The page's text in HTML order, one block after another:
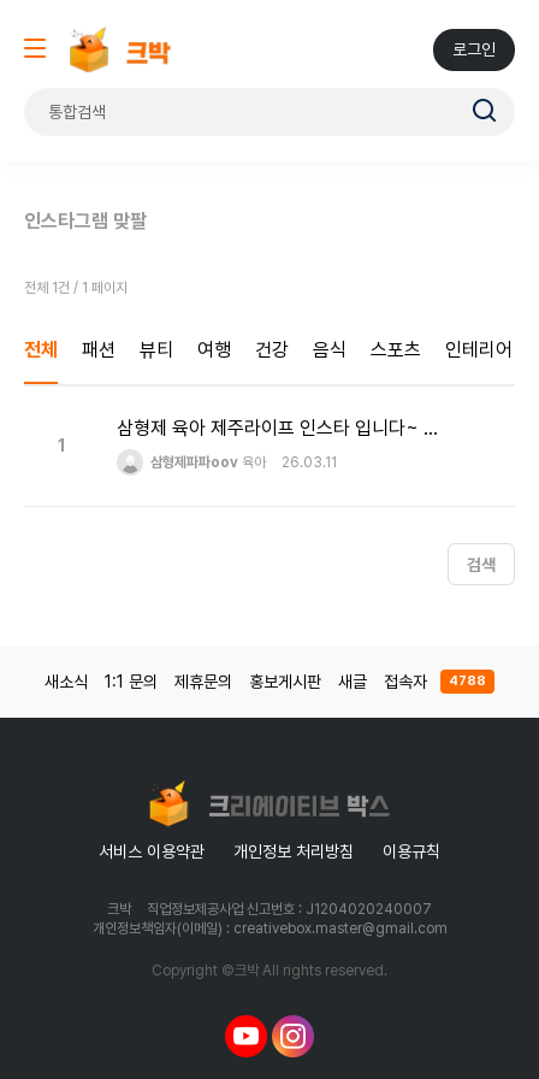
로그인
인스타그램 맞팔
전체 1건 / 1 페이지
전체 패션 뷰티 여행 건강 음식 스포츠 인테리어
1
삼형제 육아 제주라이프 인스타 입니다~ 칼맞팔 합니다~! [육아/제주라이프/여행 등]
삼형제파파oov 육아 26.03.11
검색
새소식 1:1 문의 제휴문의 홍보게시판 새글 접속자 4788
서비스 이용약관 개인정보 처리방침 이용규칙
크박
직업정보제공사업 신고번호 : J1204020240007
개인정보책임자(이메일) : creativebox.master@gmail.com
Copyright ©크박 All rights reserved.